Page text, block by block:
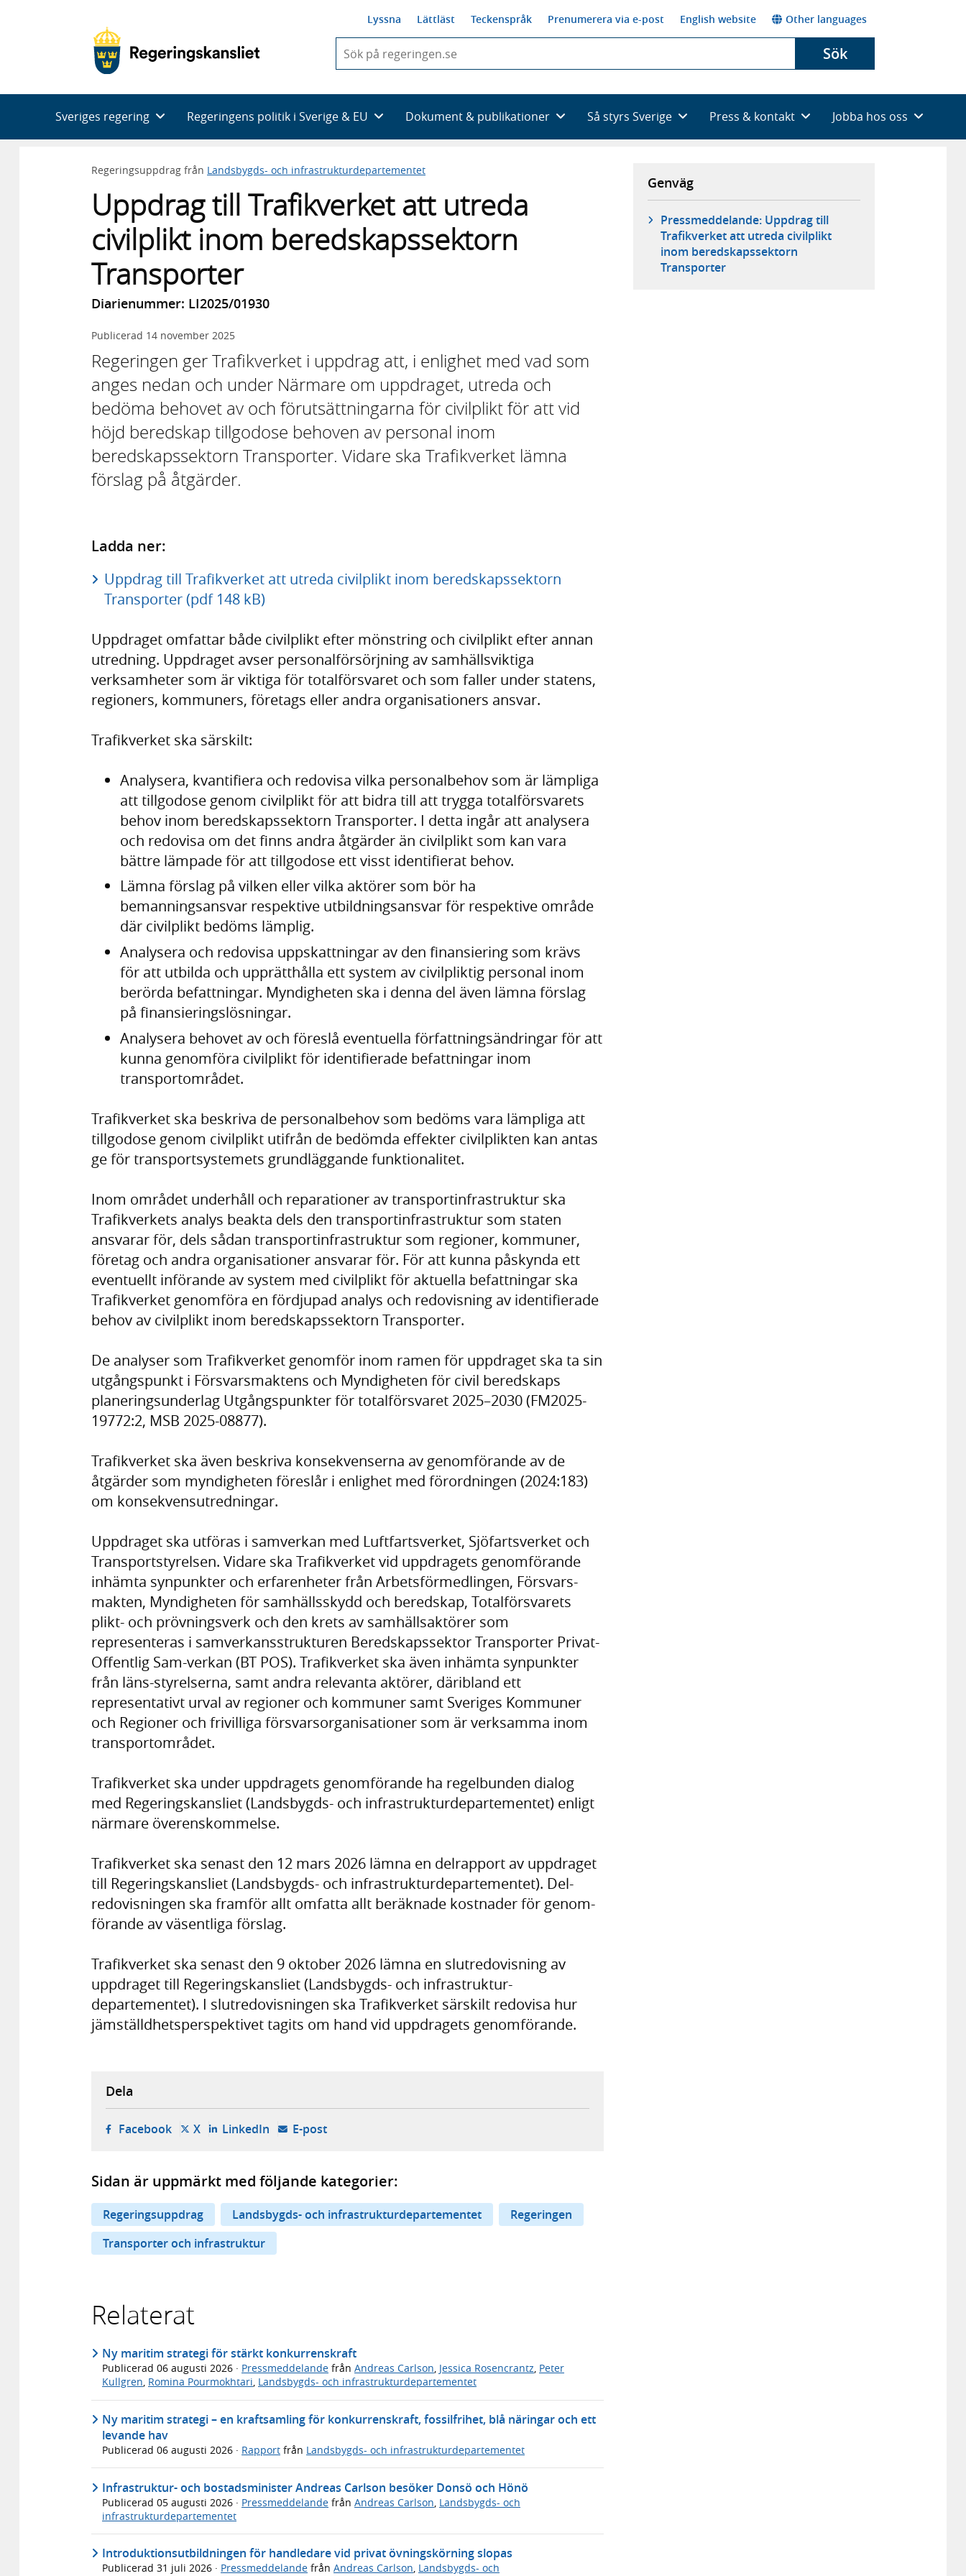
Lyssna Lättläst Teckenspråk Prenumerera via e-post English website Other languages
du
skriva
framträder
en
med
Sök
Sveriges regering Regeringens politik i Sverige & EU Dokument & publikationer Så styrs Sverige Press & kontakt Jobba hos oss
Regeringsuppdrag från Landsbygds- och infrastrukturdepartementet
Uppdrag till Trafikverket att utreda
civilplikt inom beredskapssektorn
Transporter
Diarienummer: LI2025/01930
Publicerad 14 november 2025
Regeringen ger Trafikverket i uppdrag att, i enlighet med vad som
anges nedan och under Närmare om uppdraget, utreda och
bedöma behovet av och förutsättningarna för civilplikt för att vid
höjd beredskap tillgodose behoven av personal inom
beredskapssektorn Transporter. Vidare ska Trafikverket lämna
förslag på åtgärder.
Ladda ner:
Uppdrag till Trafikverket att utreda civilplikt inom beredskapssektorn
Transporter (pdf 148 kB)
Uppdraget omfattar både civilplikt efter mönstring och civilplikt efter annan
utredning. Uppdraget avser personalförsörjning av samhällsviktiga
verksamheter som är viktiga för totalförsvaret och som faller under statens,
regioners, kommuners, företags eller andra organisationers ansvar.
Trafikverket ska särskilt:
Analysera, kvantifiera och redovisa vilka personalbehov som är lämpliga
att tillgodose genom civilplikt för att bidra till att trygga totalförsvarets
behov inom beredskapssektorn Transporter. I detta ingår att analysera
och redovisa om det finns andra åtgärder än civilplikt som kan vara
bättre lämpade för att tillgodose ett visst identifierat behov.
Lämna förslag på vilken eller vilka aktörer som bör ha
bemanningsansvar respektive utbildningsansvar för respektive område
där civilplikt bedöms lämplig.
Analysera och redovisa uppskattningar av den finansiering som krävs
för att utbilda och upprätthålla ett system av civilpliktig personal inom
berörda befattningar. Myndigheten ska i denna del även lämna förslag
på finansieringslösningar.
Analysera behovet av och föreslå eventuella författningsändringar för att
kunna genomföra civilplikt för identifierade befattningar inom
transportområdet.
Trafikverket ska beskriva de personalbehov som bedöms vara lämpliga att
tillgodose genom civilplikt utifrån de bedömda effekter civilplikten kan antas
ge för transportsystemets grundläggande funktionalitet.
Inom området underhåll och reparationer av transportinfrastruktur ska
Trafikverkets analys beakta dels den transportinfrastruktur som staten
ansvarar för, dels sådan transportinfrastruktur som regioner, kommuner,
företag och andra organisationer ansvarar för. För att kunna påskynda ett
eventuellt införande av system med civilplikt för aktuella befattningar ska
Trafikverket genomföra en fördjupad analys och redovisning av identifierade
behov av civilplikt inom beredskapssektorn Transporter.
De analyser som Trafikverket genomför inom ramen för uppdraget ska ta sin
utgångspunkt i Försvarsmaktens och Myndigheten för civil beredskaps
planeringsunderlag Utgångspunkter för totalförsvaret 2025–2030 (FM2025-
19772:2, MSB 2025-08877).
Trafikverket ska även beskriva konsekvenserna av genomförande av de
åtgärder som myndigheten föreslår i enlighet med förordningen (2024:183)
om konsekvensutredningar.
Uppdraget ska utföras i samverkan med Luftfartsverket, Sjöfartsverket och
Transportstyrelsen. Vidare ska Trafikverket vid uppdragets genomförande
inhämta synpunkter och erfarenheter från Arbetsförmedlingen, Försvars-
makten, Myndigheten för samhällsskydd och beredskap, Totalförsvarets
plikt- och prövningsverk och den krets av samhällsaktörer som
representeras i samverkansstrukturen Beredskapssektor Transporter Privat-
Offentlig Sam-verkan (BT POS). Trafikverket ska även inhämta synpunkter
från läns-styrelserna, samt andra relevanta aktörer, däribland ett
representativt urval av regioner och kommuner samt Sveriges Kommuner
och Regioner och frivilliga försvarsorganisationer som är verksamma inom
transportområdet.
Trafikverket ska under uppdragets genomförande ha regelbunden dialog
med Regeringskansliet (Landsbygds- och infrastrukturdepartementet) enligt
närmare överenskommelse.
Trafikverket ska senast den 12 mars 2026 lämna en delrapport av uppdraget
till Regeringskansliet (Landsbygds- och infrastrukturdepartementet). Del-
redovisningen ska framför allt omfatta allt beräknade kostnader för genom-
förande av väsentliga förslag.
Trafikverket ska senast den 9 oktober 2026 lämna en slutredovisning av
uppdraget till Regeringskansliet (Landsbygds- och infrastruktur-
departementet). I slutredovisningen ska Trafikverket särskilt redovisa hur
jämställdhetsperspektivet tagits om hand vid uppdragets genomförande.
Genväg
Pressmeddelande: Uppdrag till
Trafikverket att utreda civilplikt
inom beredskapssektorn
Transporter
Dela
Facebook- öppnas i ny flik, extern webbplats,
X- öppnas i ny flik, extern webbplats,
LinkedIn- öppnas i ny flik, extern webbplats,
E-post- öppnar din e-postklient,
Sidan är uppmärkt med följande kategorier:
Regeringsuppdrag Landsbygds- och infrastrukturdepartementet
Regeringen
Transporter och infrastruktur
Relaterat
Ny maritim strategi för stärkt konkurrenskraft
Publicerad 06 augusti 2026 · Pressmeddelande från Andreas Carlson, Jessica Rosencrantz, Peter
Kullgren, Romina Pourmokhtari, Landsbygds- och infrastrukturdepartementet
Ny maritim strategi – en kraftsamling för konkurrenskraft, fossilfrihet, blå näringar och ett
levande hav
Publicerad 06 augusti 2026 · Rapport från Landsbygds- och infrastrukturdepartementet
Infrastruktur- och bostadsminister Andreas Carlson besöker Donsö och Hönö
Publicerad 05 augusti 2026 · Pressmeddelande från Andreas Carlson Landsbygds- och
infrastrukturdepartementet
Introduktionsutbildningen för handledare vid privat övningskörning slopas
Publicerad 31 juli 2026 · Pressmeddelande från Andreas Carlson, Landsbygds- och